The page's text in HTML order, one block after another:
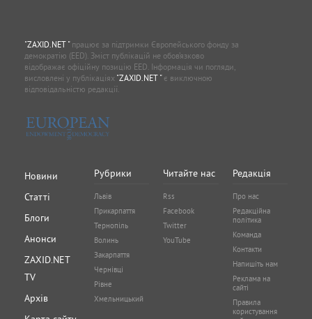
"ZAXID.NET "працює за підтримки Європейського фонду за
демократію (EED). Зміст публікацій не обов’язково
відображає офіційну позицію EED. Інформація чи погляди,
висловлені у публікаціях "ZAXID.NET "є виключною
відповідальністю редакції.
Новини
Статті
Блоги
Анонси
ZAXID.NET
TV
Архів
Рубрики
Львів
Прикарпаття
Тернопіль
Волинь
Закарпаття
Чернівці
Рівне
Хмельницький
Читайте нас
Rss
Facebook
Twitter
YouTube
Редакція
Про нас
Редакційна
політика
Команда
Контакти
Напишіть нам
Реклама на
сайті
Правила
користування